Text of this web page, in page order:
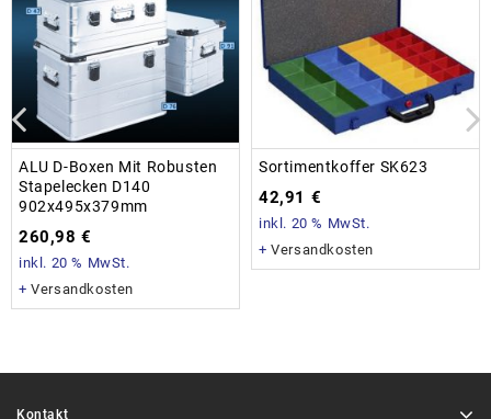
ALU D-Boxen Mit Robusten
Stapelecken D140
902x495x379mm
260,98€
inkl. 20 % MwSt.
+Versandkosten
Sortimentkoffer SK623
42,91 €
inkl. 20 % MwSt.
+Versandkosten
Kontakt